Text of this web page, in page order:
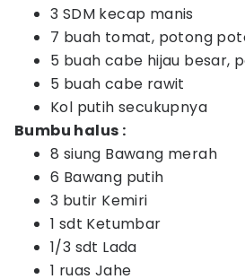
3 SDM kecap manis
7 buah tomat, potong
5 buah cabe hijau besar,
5 buah cabe rawit
Kol putih secukupnya
Bumbu halus :
8 siung Bawang merah
6 Bawang putih
3 butir Kemiri
1 sdt Ketumbar
1/3 sdt Lada
1 ruas Jahe